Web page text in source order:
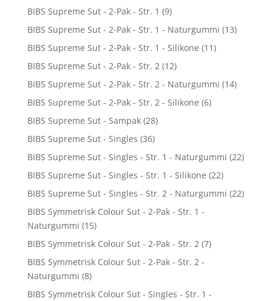
BIBS Supreme Sut - 2-Pak - Str. 1 (9)
BIBS Supreme Sut - 2-Pak - Str. 1 - Naturgummi (13)
BIBS Supreme Sut - 2-Pak - Str. 1 - Silikone (11)
BIBS Supreme Sut - 2-Pak - Str. 2 (12)
BIBS Supreme Sut - 2-Pak - Str. 2 - Naturgummi (14)
BIBS Supreme Sut - 2-Pak - Str. 2 - Silikone (6)
BIBS Supreme Sut - Sampak (28)
BIBS Supreme Sut - Singles (36)
BIBS Supreme Sut - Singles - Str. 1 - Naturgummi (22)
BIBS Supreme Sut - Singles - Str. 1 - Silikone (22)
BIBS Supreme Sut - Singles - Str. 2 - Naturgummi (22)
BIBS Symmetrisk Colour Sut - 2-Pak - Str. 1 -
Naturgummi (15)
BIBS Symmetrisk Colour Sut - 2-Pak - Str. 2 (7)
BIBS Symmetrisk Colour Sut - 2-Pak - Str. 2 -
Naturgummi (8)
BIBS Symmetrisk Colour Sut - Singles - Str. 1 -